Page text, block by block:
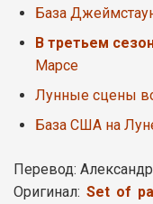
База
В третьем
Марсе
Лунные сцены
База США на
Перевод:
Оригинал: Set of